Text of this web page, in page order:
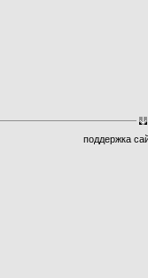
поддержка